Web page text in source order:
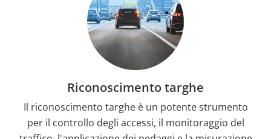
Riconoscimento targhe
Il riconoscimento targhe è un potente strumento
per il controllo degli accessi, il monitoraggio del